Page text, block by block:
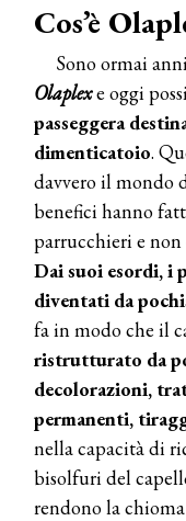
Cos’è
Sono ormai
Olaplexe oggi
passeggera
dimenticatoio.
davvero il mondo
benefici hanno
parrucchieri e
Dai suoi esordi, i
diventati da
fa in modo che il
ristrutturato da
decolorazioni,
permanenti,
nella capacità di
bisolfuri del
rendono la